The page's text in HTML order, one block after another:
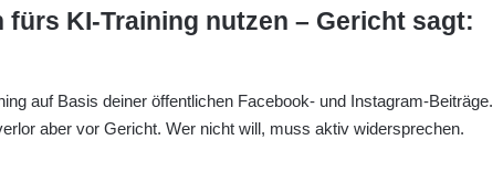
KI-Training nutzen – Gericht sagt:
auf Basis deiner öffentlichen Facebook- und Instagram-Beiträge.
aber vor Gericht. Wer nicht will, muss aktiv widersprechen.